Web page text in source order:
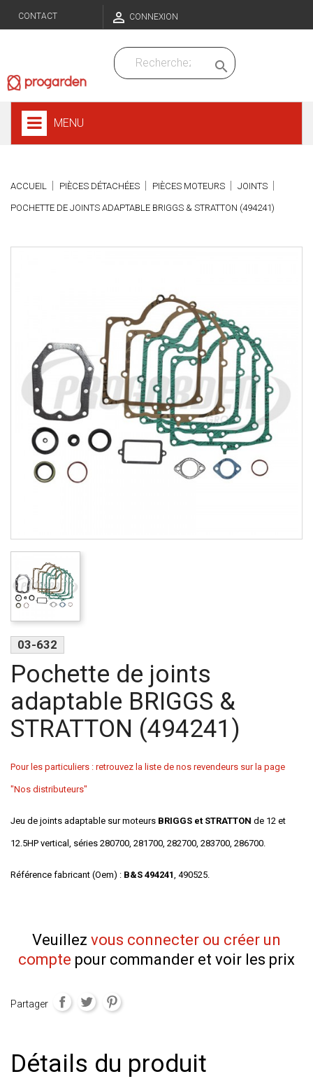
CONTACT  CONNEXION

MENU
ACCUEIL PIÈCES DÉTACHÉES PIÈCES MOTEURS JOINTS
POCHETTE DE JOINTS ADAPTABLE BRIGGS & STRATTON (494241)
03-632
Pochette de joints
adaptable BRIGGS &
STRATTON (494241)
Pour les particuliers : retrouvez la liste de nos revendeurs sur la page
"Nos distributeurs"
Jeu de joints adaptable sur moteurs BRIGGS et STRATTON de 12 et
12.5HP vertical, séries 280700, 281700, 282700, 283700, 286700.
Référence fabricant (Oem) : B&S 494241, 490525.
Veuillez vous connecter ou créer un
compte pour commander et voir les prix
Partager
Détails du produit